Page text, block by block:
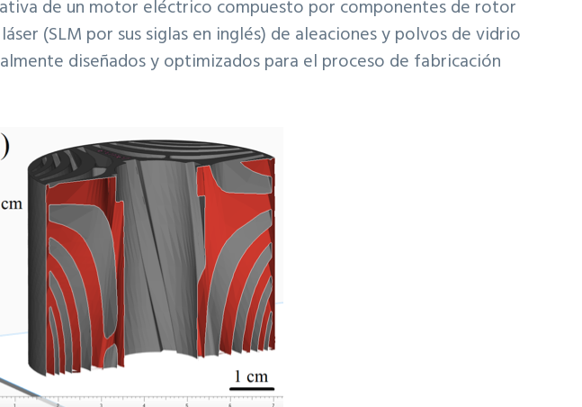
de un motor eléctrico compuesto por componentes de rotor
(SLM por sus siglas en inglés) de aleaciones y polvos de vidrio
diseñados y optimizados para el proceso de fabricación